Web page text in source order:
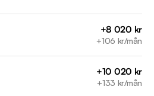
+8 020 kr
+106 kr/mån
+10 020 kr
+133 kr/mån